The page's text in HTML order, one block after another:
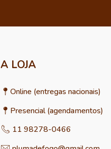
A LOJA
📍Online (entregas nacionais)
📍 Presencial (agendamentos)
📞 11 98278-0466